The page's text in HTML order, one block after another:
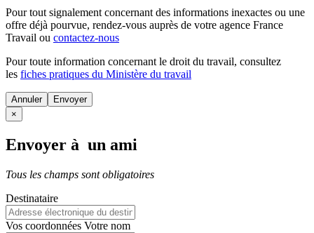
Pour tout signalement concernant des informations inexactes ou une
offre déjà pourvue, rendez-vous auprès de votre agence France
Travail ou contactez-nous
Pour toute information concernant le droit du travail, consultez
les fiches pratiques du Ministère du travail
Annuler
×
Envoyer à un ami
Tous les champs sont obligatoires
Destinataire
Vos coordonnées Votre nom